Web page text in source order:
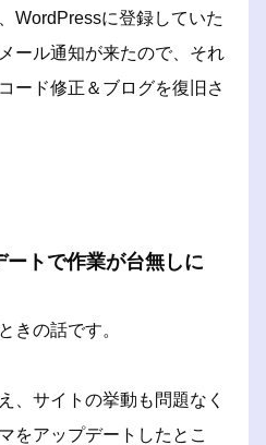
WordPressに登録していた
ール通知が来たので、それ
ード修正＆ブログを復旧さ
ートで作業が台無しに
きの話です。
、サイトの挙動も問題なく
をアップデートしたとこ